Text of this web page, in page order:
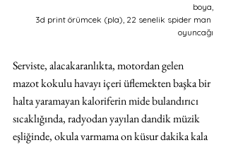
boya,
3d print örümcek (pla), 22 senelik spider man
oyuncağı
Serviste, alacakaranlıkta, motordan gelen
mazot kokulu havayı içeri üflemekten başka bir
halta yaramayan kaloriferin mide bulandırıcı
sıcaklığında, radyodan yayılan dandik müzik
eşliğinde, okula varmama on küsur dakika kala